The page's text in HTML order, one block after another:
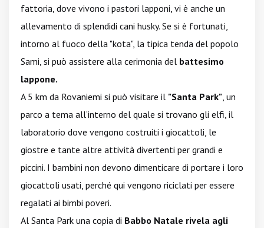
fattoria, dove vivono i pastori lapponi, vi è anche un
allevamento di splendidi cani husky. Se si è fortunati,
intorno al fuoco della "kota", la tipica tenda del popolo
Sami, si può assistere alla cerimonia del battesimo
lappone.
A 5 km da Rovaniemi si può visitare il "Santa Park", un
parco a tema all’interno del quale si trovano gli elfi, il
laboratorio dove vengono costruiti i giocattoli, le
giostre e tante altre attività divertenti per grandi e
piccini. I bambini non devono dimenticare di portare i loro
giocattoli usati, perché qui vengono riciclati per essere
regalati ai bimbi poveri.
Al Santa Park una copia di Babbo Natale rivela agli